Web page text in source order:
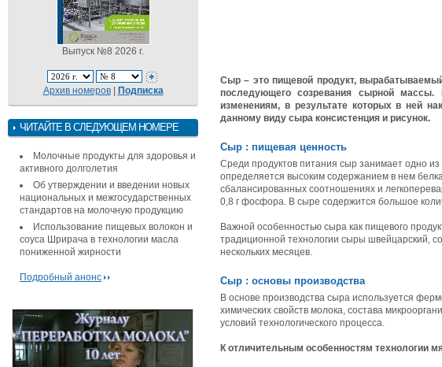
Выпуск №8 2026 г.
Архив номеров| Подписка
ЧИТАЙТЕ В СЛЕДУЮЩЕМ НОМЕРЕ
Молочные продукты для здоровья и
активного долголетия
Об утверждении и введении новых
национальных и межгосударственных
стандартов на молочную продукцию
Использование пищевых волокон и
соуса Шрирача в технологии масла
пониженной жирности
Подробный анонс
Сыр – это пищевой продукт, вырабатываемый
последующего созревания сырной
изменениям, в результате которых в ней
данному виду сыра консистенция и рисунок.
Сыр : пищевая ценность
Среди продуктов питания сыр занимает одно
определяется высоким содержанием в нем
сбалансированных соотношениях и
0,8 г фосфора. В сыре содержится большое
Важной особенностью сыра как пищевого
традиционной технологии сыры швейцарский,
нескольких месяцев.
Сыр : основы производства
В основе производства сыра используется
химических свойств молока, состава
условий технологического процесса.
К отличительным особенностям технологии